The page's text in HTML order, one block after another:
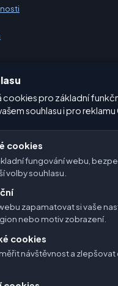
🇭🇷 Chorvatsko 🇧🇬
/ Rakousko /
Latinská Amerika a Španělsko
Asie
cookies pro základní
souhlasu i pro reklamu
cookies
fungování webu,
volby souhlasu.
zapamatovat si vaše
nebo motiv zobrazení.
cookies
návštěvnost a zlepšovat